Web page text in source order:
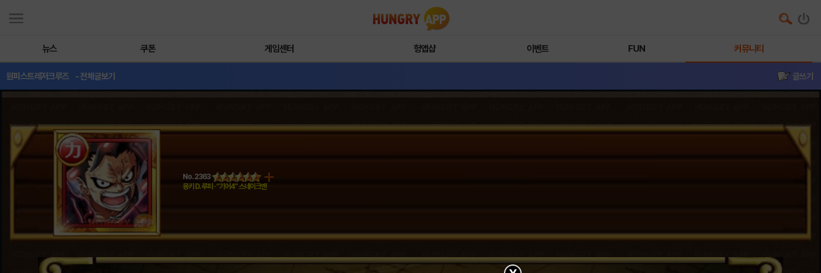
뉴스 쿠폰 게임센터 헝앱샵 이벤트 FUN 커뮤니티
원피스트레저크루즈 - 전체글보기 글쓰기
No. 2363
몽키 D. 루피 · “기어4” 스네이크맨